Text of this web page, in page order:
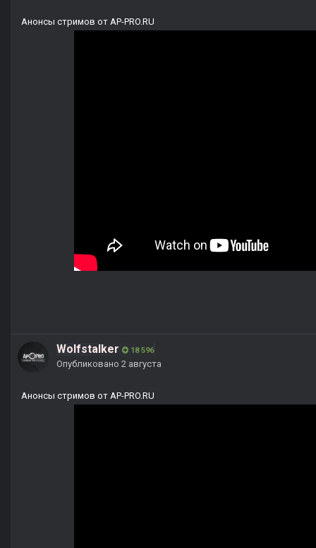
Анонсы стримов от AP-PRO.RU
Wolfstalker 18 596
Опубликовано 2 августа
Анонсы стримов от AP-PRO.RU